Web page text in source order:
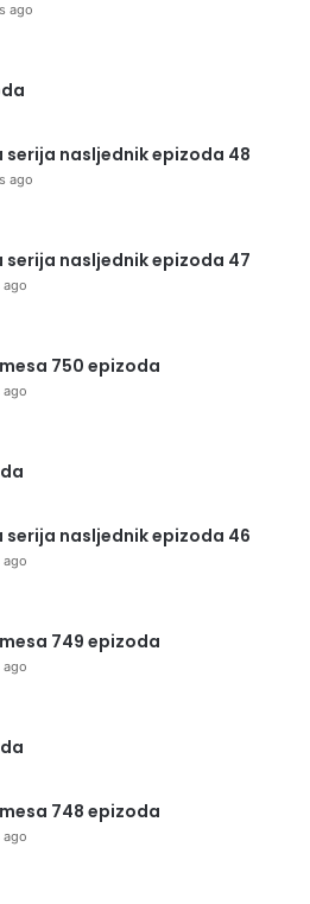
ago
serija nasljednik epizoda 48
ago
serija nasljednik epizoda 47
ago
750 epizoda
ago
serija nasljednik epizoda 46
ago
749 epizoda
ago
748 epizoda
ago